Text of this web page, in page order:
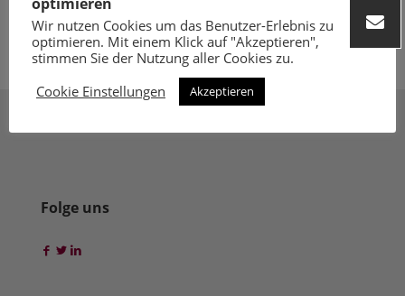
Rheingau mit seiner kleinen Garage Winery positiv auffiel. Die Laudatio
hielt Mitglied Herbert Heil.
Folge uns
Wir nutzen Cookies um das Benutzer-Erlebnis zu
optimieren. Mit einem Klick auf "Akzeptieren",
stimmen Sie der Nutzung aller Cookies zu.
Cookie Einstellungen
Akzeptieren